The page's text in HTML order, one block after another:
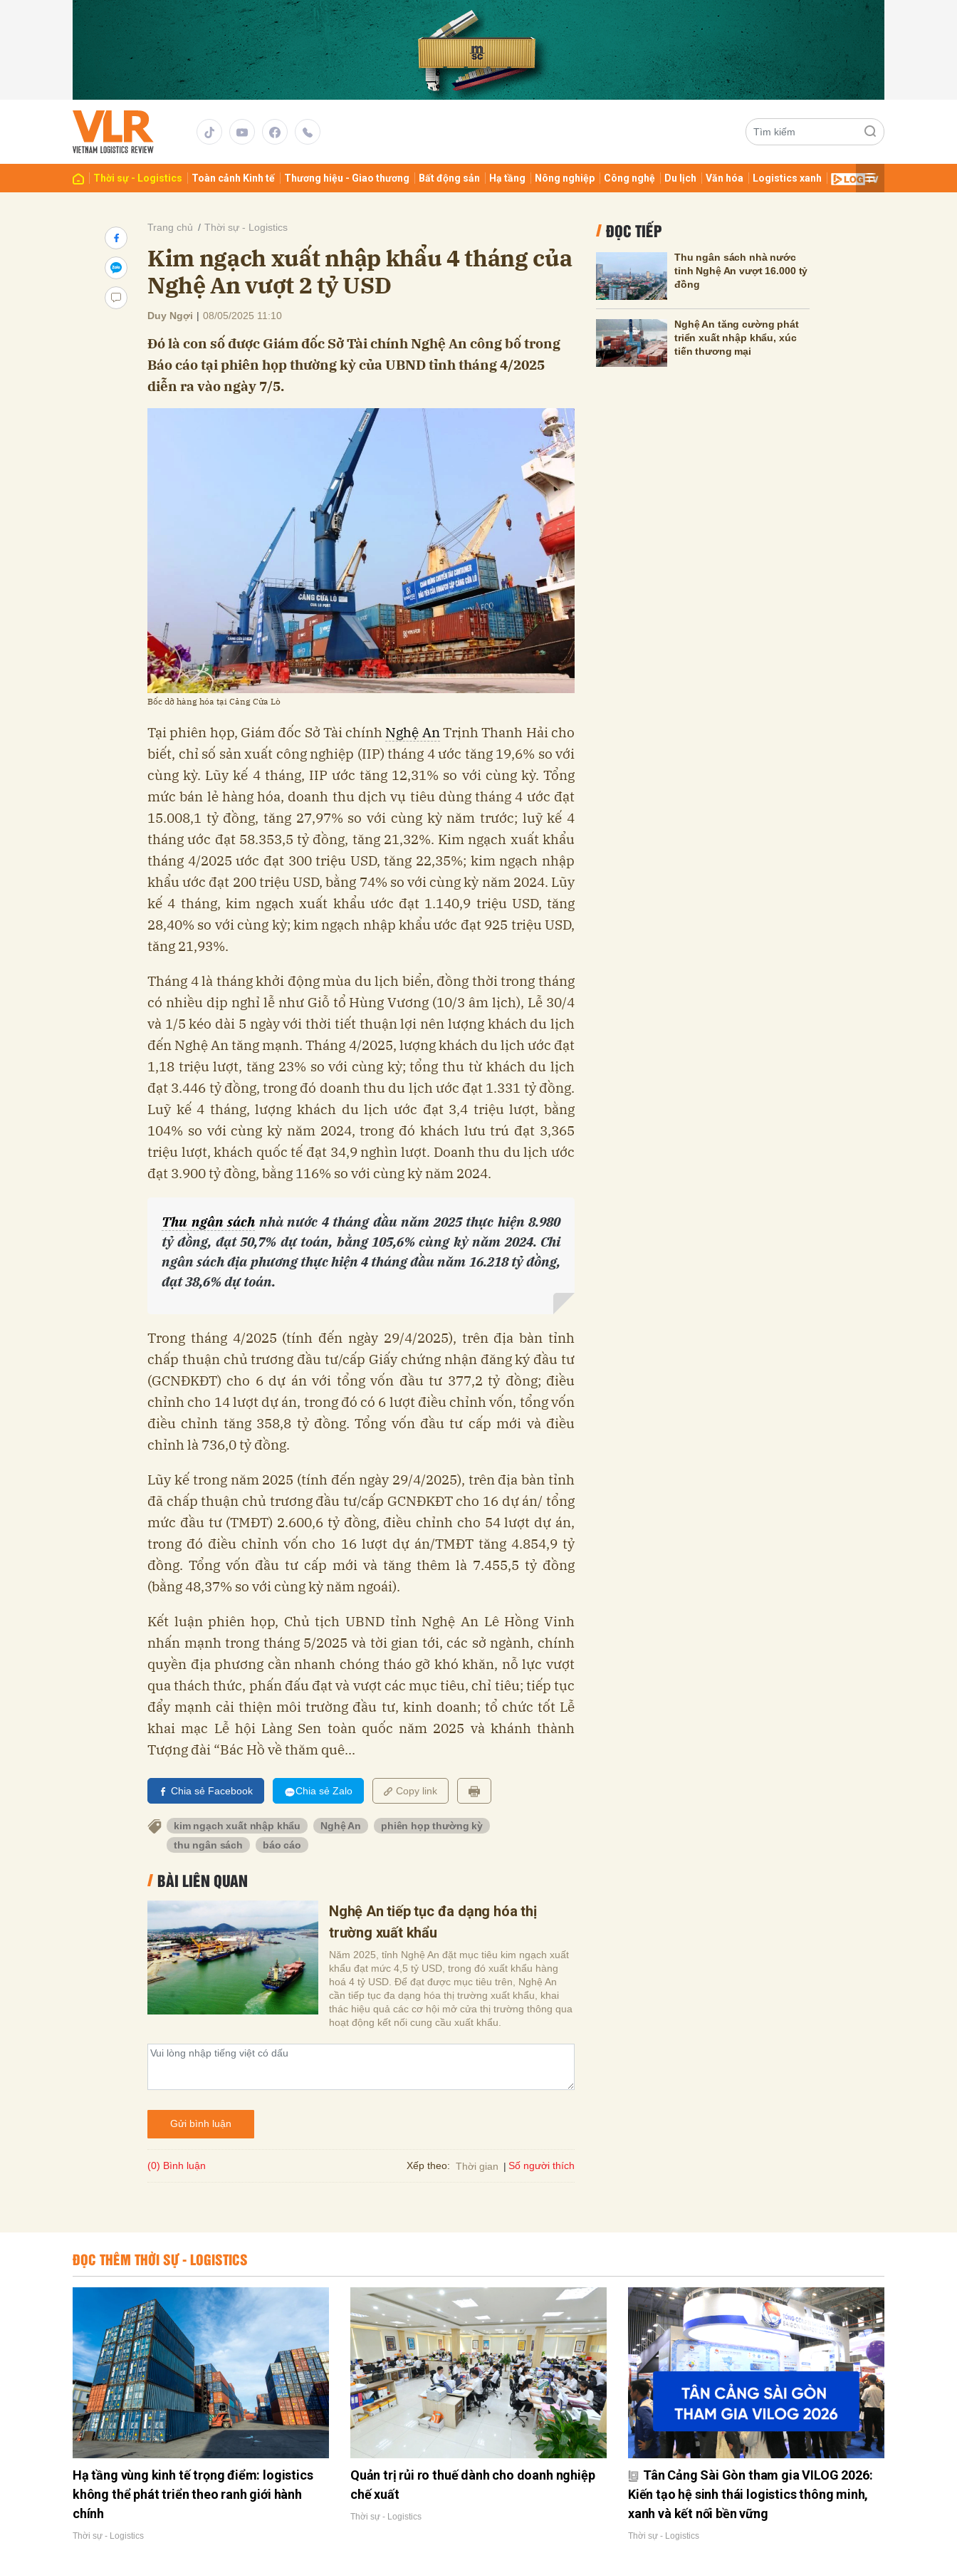
Thời sự - Logistics Toàn cảnh Kinh tế Thương hiệu - Giao thương Bất động sản Hạ tầng Nông nghiệp Công nghệ Du lịch Văn hóa Logistics xanh
Trang chủ Thời sự - Logistics
Kim ngạch xuất nhập khẩu 4 tháng của
Nghệ An vượt 2 tỷ USD
Duy Ngợi | 08/05/2025 11:10
Đó là con số được Giám đốc Sở Tài chính Nghệ An công bố trong
Báo cáo tại phiên họp thường kỳ của UBND tỉnh tháng 4/2025
diễn ra vào ngày 7/5.
Bốc dỡ hàng hóa tại Cảng Cửa Lò
Tại phiên họp, Giám đốc Sở Tài chính Nghệ AnTrịnh Thanh Hải cho
biết, chỉ số sản xuất công nghiệp (IIP) tháng 4 ước tăng 19,6% so với
cùng kỳ. Lũy kế 4 tháng, IIP ước tăng 12,31% so với cùng kỳ. Tổng
mức bán lẻ hàng hóa, doanh thu dịch vụ tiêu dùng tháng 4 ước đạt
15.008,1 tỷ đồng, tăng 27,97% so với cùng kỳ năm trước; luỹ kế 4
tháng ước đạt 58.353,5 tỷ đồng, tăng 21,32%. Kim ngạch xuất khẩu
tháng 4/2025 ước đạt 300 triệu USD, tăng 22,35%; kim ngạch nhập
khẩu ước đạt 200 triệu USD, bằng 74% so với cùng kỳ năm 2024. Lũy
kế 4 tháng, kim ngạch xuất khẩu ước đạt 1.140,9 triệu USD, tăng
28,40% so với cùng kỳ; kim ngạch nhập khẩu ước đạt 925 triệu USD,
tăng 21,93%.
Tháng 4 là tháng khởi động mùa du lịch biển, đồng thời trong tháng
có nhiều dịp nghỉ lễ như Giỗ tổ Hùng Vương (10/3 âm lịch), Lễ 30/4
và 1/5 kéo dài 5 ngày với thời tiết thuận lợi nên lượng khách du lịch
đến Nghệ An tăng mạnh. Tháng 4/2025, lượng khách du lịch ước đạt
1,18 triệu lượt, tăng 23% so với cùng kỳ; tổng thu từ khách du lịch
đạt 3.446 tỷ đồng, trong đó doanh thu du lịch ước đạt 1.331 tỷ đồng.
Luỹ kế 4 tháng, lượng khách du lịch ước đạt 3,4 triệu lượt, bằng
104% so với cùng kỳ năm 2024, trong đó khách lưu trú đạt 3,365
triệu lượt, khách quốc tế đạt 34,9 nghìn lượt. Doanh thu du lịch ước
đạt 3.900 tỷ đồng, bằng 116% so với cùng kỳ năm 2024.
Thu ngân sách nhà nước 4 tháng đầu năm 2025 thực hiện 8.980
tỷ đồng, đạt 50,7% dự toán, bằng 105,6% cùng kỳ năm 2024. Chi
ngân sách địa phương thực hiện 4 tháng đầu năm 16.218 tỷ đồng,
đạt 38,6% dự toán.
Trong tháng 4/2025 (tính đến ngày 29/4/2025), trên địa bàn tỉnh
chấp thuận chủ trương đầu tư/cấp Giấy chứng nhận đăng ký đầu tư
(GCNĐKĐT) cho 6 dự án với tổng vốn đầu tư 377,2 tỷ đồng; điều
chỉnh cho 14 lượt dự án, trong đó có 6 lượt điều chỉnh vốn, tổng vốn
điều chỉnh tăng 358,8 tỷ đồng. Tổng vốn đầu tư cấp mới và điều
chỉnh là 736,0 tỷ đồng.
Lũy kế trong năm 2025 (tính đến ngày 29/4/2025), trên địa bàn tỉnh
đã chấp thuận chủ trương đầu tư/cấp GCNĐKĐT cho 16 dự án/ tổng
mức đầu tư (TMĐT) 2.600,6 tỷ đồng, điều chỉnh cho 54 lượt dự án,
trong đó điều chỉnh vốn cho 16 lượt dự án/TMĐT tăng 4.854,9 tỷ
đồng. Tổng vốn đầu tư cấp mới và tăng thêm là 7.455,5 tỷ đồng
(bằng 48,37% so với cùng kỳ năm ngoái).
Kết luận phiên họp, Chủ tịch UBND tỉnh Nghệ An Lê Hồng Vinh
nhấn mạnh trong tháng 5/2025 và tời gian tới, các sở ngành, chính
quyền địa phương cần nhanh chóng tháo gỡ khó khăn, nỗ lực vượt
qua thách thức, phấn đấu đạt và vượt các mục tiêu, chỉ tiêu; tiếp tục
đẩy mạnh cải thiện môi trường đầu tư, kinh doanh; tổ chức tốt Lễ
khai mạc Lễ hội Làng Sen toàn quốc năm 2025 và khánh thành
Tượng đài “Bác Hồ về thăm quê...
Chia sẻ Facebook Chia sẻ Zalo Copy link
kim ngạch xuất nhập khẩu Nghệ An
phiên họp thường kỳ
thu ngân sách
báo cáo
BÀI LIÊN QUAN
Nghệ An tiếp tục đa dạng hóa thị
trường xuất khẩu
Năm 2025, tỉnh Nghệ An đặt mục tiêu kim ngạch xuất
khẩu đạt mức 4,5 tỷ USD, trong đó xuất khẩu hàng
hoá 4 tỷ USD. Để đạt được mục tiêu trên, Nghệ An
cần tiếp tục đa dạng hóa thị trường xuất khẩu, khai
thác hiệu quả các cơ hội mở cửa thị trường thông qua
hoạt động kết nối cung cầu xuất khẩu.
Gửi bình luận
(0) Bình luận Xếp theo: Thời gian Số người thích
ĐỌC TIẾP
Thu ngân sách nhà nước
tỉnh Nghệ An vượt 16.000 tỷ
đồng
Nghệ An tăng cường phát
triển xuất nhập khẩu, xúc
tiến thương mại
ĐỌC THÊM THỜI SỰ - LOGISTICS
Hạ tầng vùng kinh tế trọng điểm: logistics
không thể phát triển theo ranh giới hành
chính
Thời sự - Logistics
Quản trị rủi ro thuế dành cho doanh nghiệp
chế xuất
Thời sự - Logistics
Tân Cảng Sài Gòn tham gia VILOG 2026:
Kiến tạo hệ sinh thái logistics thông minh,
xanh và kết nối bền vững
Thời sự - Logistics
Gửi bình luận